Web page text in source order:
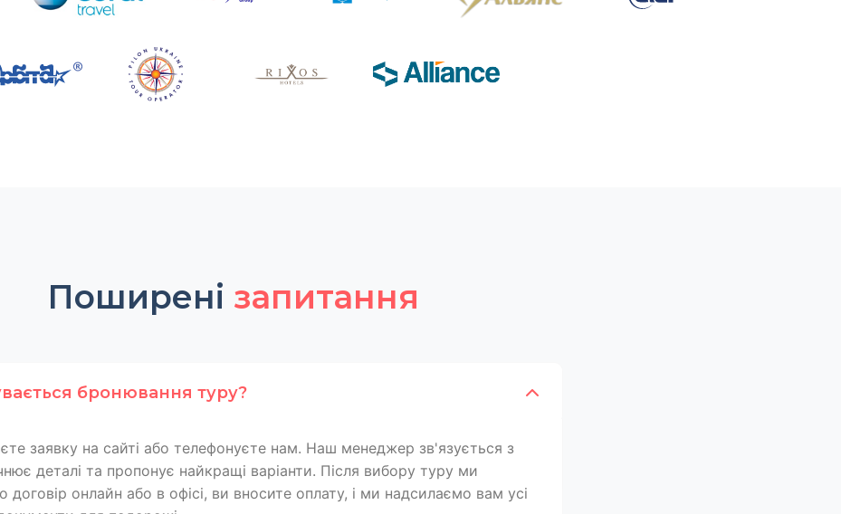
Поширені запитання
бронювання туру?
заявку на сайті або телефонуєте нам. Наш менеджер зв'язується з
деталі та пропонує найкращі варіанти. Після вибору туру ми
договір онлайн або в офісі, ви вносите оплату, і ми надсилаємо вам усі